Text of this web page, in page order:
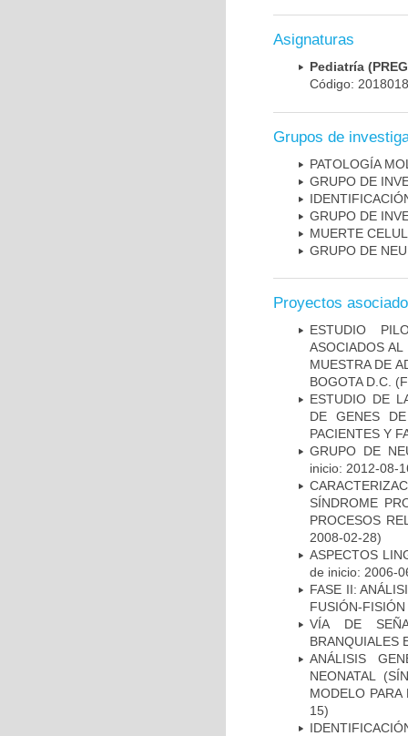
Asignaturas
Pediatría
Código:
Grupos de
PATOLOGÍA
GRUPO DE
GRUPO DE
MUERTE
GRUPO DE
Proyectos
ESTUDIO
ASOCIADOS
MUESTRA DE
BOGOTA D.C.
ESTUDIO DE
DE GENES
PACIENTES Y
GRUPO DE
inicio: 2012-08-
SÍNDROME
PROCESOS
2008-02-28)
ASPECTOS
de inicio: 2006-
FASE II:
FUSIÓN-
VÍA DE
BRANQUIALES
ANÁLISIS
NEONATAL
MODELO
15)